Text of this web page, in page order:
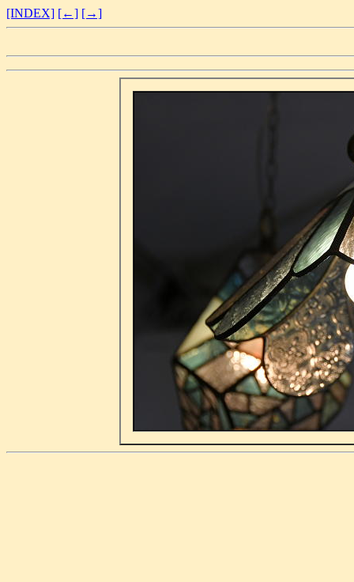
[INDEX] [←] [→]